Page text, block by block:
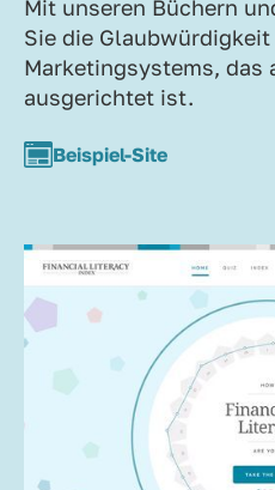
Mit unseren Büchern
Sie die
Marketingsystems,
ausgerichtet ist.
Beispiel-Site